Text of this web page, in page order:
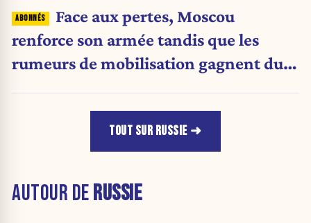
Face aux pertes, Moscou
renforce son armée tandis que les
rumeurs de mobilisation gagnent du
TOUT SUR RUSSIE
AUTOUR DERUSSIE